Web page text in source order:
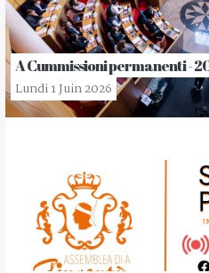
A Cummissioni permanenti -
Lundi 1 Juin 2026